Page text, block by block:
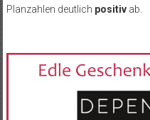
Planzahlen deutlich positivab.